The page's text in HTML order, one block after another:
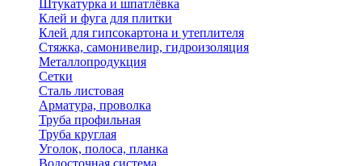
Штукатурка и шпатлёвка
Клей и фуга для плитки
Клей для гипсокартона и утеплителя
Стяжка, самонивелир, гидроизоляция
Металлопродукция
Сетки
Сталь листовая
Арматура, проволка
Труба профильная
Труба круглая
Уголок, полоса, планка
Водосточная система